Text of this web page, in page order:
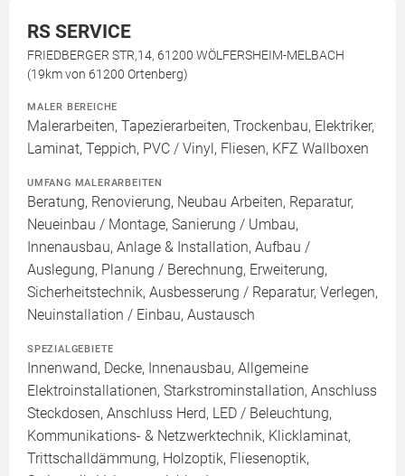
RS SERVICE
FRIEDBERGER STR,14, 61200 WÖLFERSHEIM-MELBACH
(19km von 61200 Ortenberg)
MALER BEREICHE
Malerarbeiten, Tapezierarbeiten, Trockenbau, Elektriker,
Laminat, Teppich, PVC / Vinyl, Fliesen, KFZ Wallboxen
UMFANG MALERARBEITEN
Beratung, Renovierung, Neubau Arbeiten, Reparatur,
Neueinbau / Montage, Sanierung / Umbau,
Innenausbau, Anlage & Installation, Aufbau /
Auslegung, Planung / Berechnung, Erweiterung,
Sicherheitstechnik, Ausbesserung / Reparatur, Verlegen,
Neuinstallation / Einbau, Austausch
SPEZIALGEBIETE
Innenwand, Decke, Innenausbau, Allgemeine
Elektroinstallationen, Starkstrominstallation, Anschluss
Steckdosen, Anschluss Herd, LED / Beleuchtung,
Kommunikations- & Netzwerktechnik, Klicklaminat,
Trittschalldämmung, Holzoptik, Fliesenoptik,